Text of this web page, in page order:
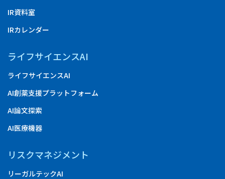
IR資料室
IRカレンダー
ライフサイエンスAI
ライフサイエンスAI
AI創薬支援プラットフォーム
AI論文探索
AI医療機器
リスクマネジメント
リーガルテックAI